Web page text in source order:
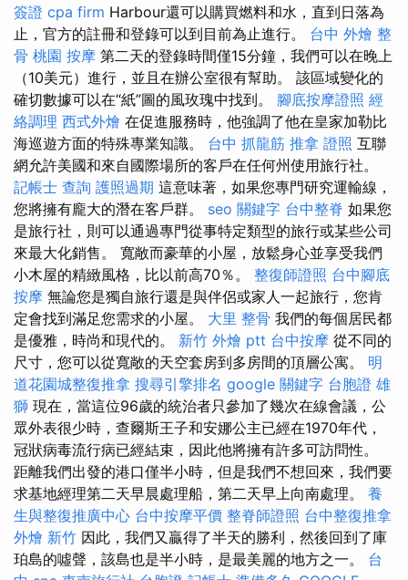
簽證 cpa firm Harbour還可以購買燃料和水，直到日落為
止，官方的註冊和登錄可以到目前為止進行。 台中 外燴 整
骨 桃園 按摩 第二天的登錄時間僅15分鐘，我們可以在晚上
（10美元）進行，並且在辦公室很有幫助。 該區域變化的
確切數據可以在“紙”圖的風玫瑰中找到。 腳底按摩證照 經
絡調理 西式外燴 在促進服務時，他強調了他在皇家加勒比
海巡遊方面的特殊專業知識。 台中 抓龍筋 推拿 證照 互聯
網允許美國和來自國際場所的客戶在任何州使用旅行社。
記帳士 查詢 護照過期 這意味著，如果您專門研究運輸線，
您將擁有龐大的潛在客戶群。 seo 關鍵字 台中整脊 如果您
是旅行社，則可以通過專門從事特定類型的旅行或某些公司
來最大化銷售。 寬敞而豪華的小屋，放鬆身心並享受我們
小木屋的精緻風格，比以前高70％。 整復師證照 台中腳底
按摩 無論您是獨自旅行還是與伴侶或家人一起旅行，您肯
定會找到滿足您需求的小屋。 大里 整骨 我們的每個居民都
是優雅，時尚和現代的。 新竹 外燴 ptt 台中按摩 從不同的
尺寸，您可以從寬敞的天空套房到多房間的頂層公寓。 明
道花園城整復推拿 搜尋引擎排名 google 關鍵字 台胞證 雄
獅 現在，當這位96歲的統治者只參加了幾次在線會議，公
眾外表很少時，查爾斯王子和安娜公主已經在1970年代，
冠狀病毒流行病已經結束，因此他將擁有許多可訪問性。
距離我們出發的港口僅半小時，但是我們不想回來，我們要
求基地經理第二天早晨處理船，第二天早上向南處理。 養
生與整復推廣中心 台中按摩平價 整脊師證照 台中整復推拿
外燴 新竹 因此，我們又贏得了半天的勝利，然後回到了庫
珀島的噓聲，該島也是半小時，是最美麗的地方之一。 台